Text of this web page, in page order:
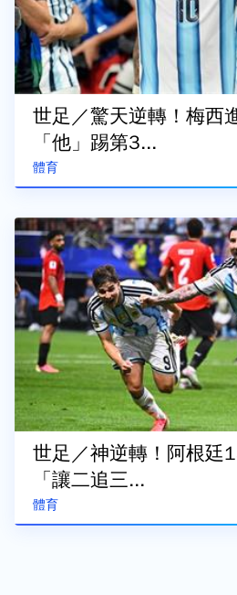
體育
世足／驚天逆轉！梅西
「他」踢第3...
體育
世足／神逆轉！阿根廷
「讓二追三...